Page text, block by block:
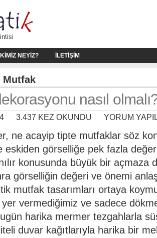
KIMIZ NEYIZ? İLETIŞIM
Mutfak
nasıl
3.437 KEZ OKUNDU YORUM
ne acayip tipte mutfaklar söz
eskiden görselliğe pek fazla
konusunda büyük bir açmaza
görselliğin değeri ve önemi
mutfak tasarımları ortaya
vermediğimiz ve sadece
harika mermer tezgahlarla
duvar kağıtlarıyla harika bir